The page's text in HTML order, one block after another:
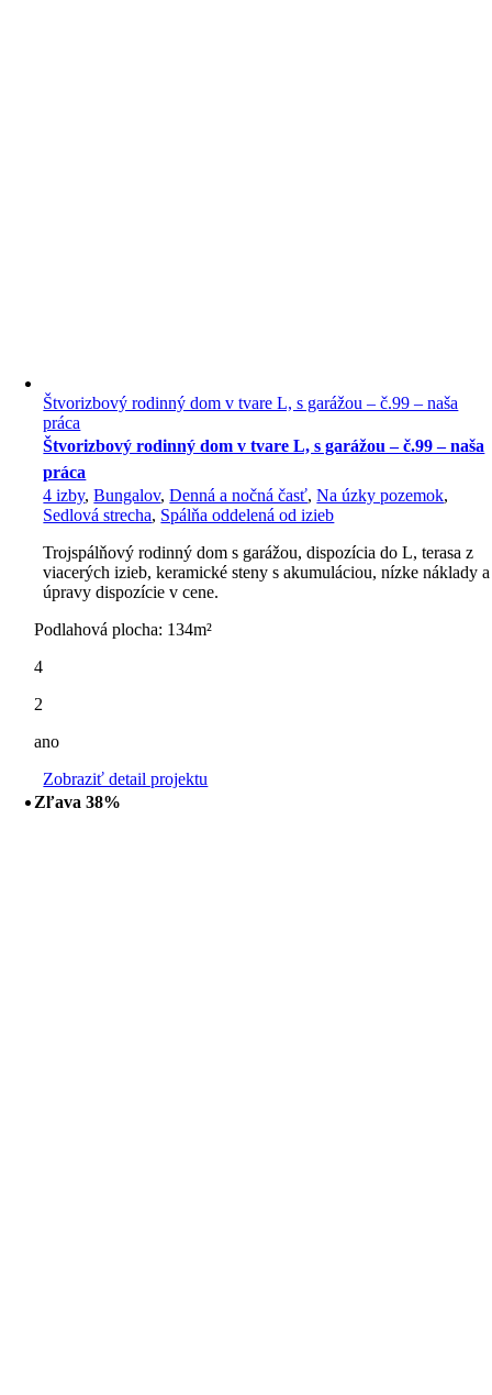
Štvorizbový rodinný dom v tvare L, s garážou – č.99 – naša
práca
Štvorizbový rodinný dom v tvare L, s garážou – č.99 – naša
práca
4 izby,Bungalov,Denná a nočná časť,Na úzky pozemok,
Sedlová strecha, Spálňa oddelená od izieb
Trojspálňový rodinný dom s garážou, dispozícia do L, terasa z
viacerých izieb, keramické steny s akumuláciou, nízke náklady a
úpravy dispozície v cene.
Podlahová plocha: 134m²
4
2
ano
Zobraziť detail projektu
Zľava 38%